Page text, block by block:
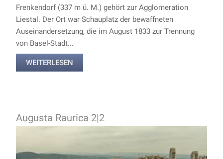
Frenkendorf (337 m ü. M.) gehört zur Agglomeration
Liestal. Der Ort war Schauplatz der bewaffneten
Auseinandersetzung, die im August 1833 zur Trennung
von Basel-Stadt...
WEITERLESEN
Augusta Raurica 2|2